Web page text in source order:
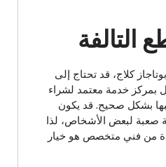
التالفة
كلاج، قد تحتاج إلى
بمركز خدمة معتمد لشراء
بشكل صحيح. قد يكون
صعبة لبعض الأشخاص، لذا
من فني متخصص هو خيار